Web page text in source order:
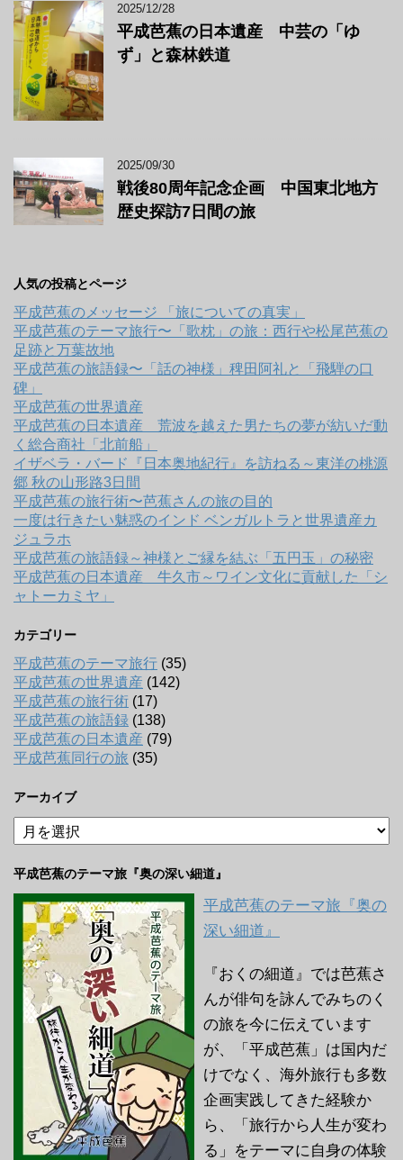
2025/12/28
平成芭蕉の日本遺産 中芸の「ゆ
ず」と森林鉄道
2025/09/30
戦後80周年記念企画 中国東北地方
歴史探訪7日間の旅
人気の投稿とページ
平成芭蕉のメッセージ 「旅についての真実」
平成芭蕉のテーマ旅行〜「歌枕」の旅：西行や松尾芭蕉の
足跡と万葉故地
平成芭蕉の旅語録〜「話の神様」稗田阿礼と「飛騨の口
碑」
平成芭蕉の世界遺産
平成芭蕉の日本遺産 荒波を越えた男たちの夢が紡いだ動
く総合商社「北前船」
イザベラ・バード『日本奥地紀行』を訪ねる～東洋の桃源
郷 秋の山形路3日間
平成芭蕉の旅行術〜芭蕉さんの旅の目的
一度は行きたい魅惑のインド ベンガルトラと世界遺産カ
ジュラホ
平成芭蕉の旅語録～神様とご縁を結ぶ「五円玉」の秘密
平成芭蕉の日本遺産 牛久市～ワイン文化に貢献した「シ
ャトーカミヤ」
カテゴリー
平成芭蕉のテーマ旅行 (35)
平成芭蕉の世界遺産 (142)
平成芭蕉の旅行術 (17)
平成芭蕉の旅語録 (138)
平成芭蕉の日本遺産 (79)
平成芭蕉同行の旅 (35)
アーカイブ
ア
ー
イ
ブ
平成芭蕉のテーマ旅『奥の深い細道』
平成芭蕉のテーマ旅『奥の
深い細道』
『おくの細道』では芭蕉さ
んが俳句を詠んでみちのく
の旅を今に伝えています
が、「平成芭蕉」は国内だ
けでなく、海外旅行も多数
企画実践してきた経験か
ら、「旅行から人生が変わ
る」をテーマに自身の体験